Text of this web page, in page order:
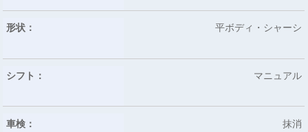
形状： 平ボディ・シャーシ
シフト： マニュアル
車検： 抹消